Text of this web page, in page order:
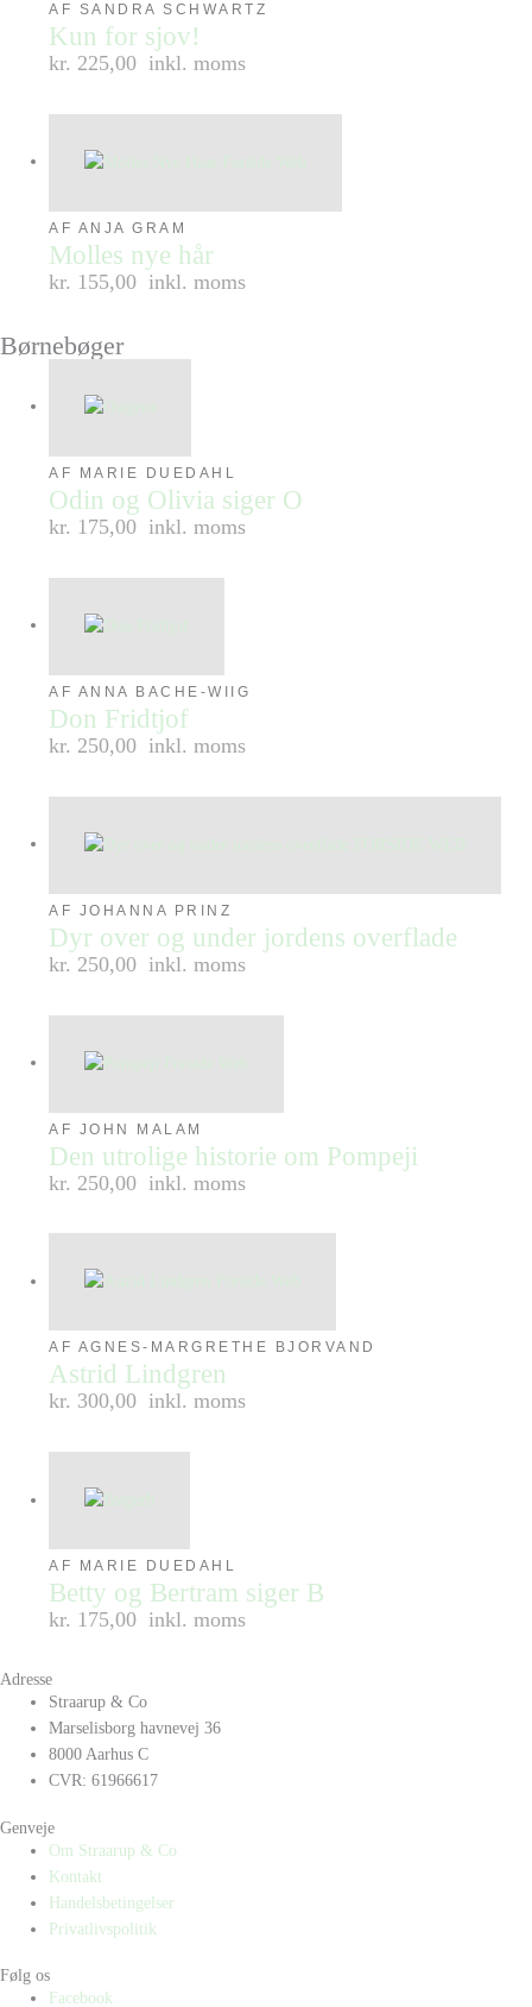
AF SANDRA SCHWARTZ
Kun for sjov!
kr. 225,00 inkl. moms
AF ANJA GRAM
Molles nye hår
kr. 155,00 inkl. moms
Børnebøger
AF MARIE DUEDAHL
Odin og Olivia siger O
kr. 175,00 inkl. moms
AF ANNA BACHE-WIIG
Don Fridtjof
kr. 250,00 inkl. moms
AF JOHANNA PRINZ
Dyr over og under jordens overflade
kr. 250,00 inkl. moms
AF JOHN MALAM
Den utrolige historie om Pompeji
kr. 250,00 inkl. moms
AF AGNES-MARGRETHE BJORVAND
Astrid Lindgren
kr. 300,00 inkl. moms
AF MARIE DUEDAHL
Betty og Bertram siger B
kr. 175,00 inkl. moms
Adresse
Straarup & Co
Marselisborg havnevej 36
8000 Aarhus C
CVR: 61966617
Genveje
Om Straarup & Co
Kontakt
Handelsbetingelser
Privatlivspolitik
Følg os
Facebook